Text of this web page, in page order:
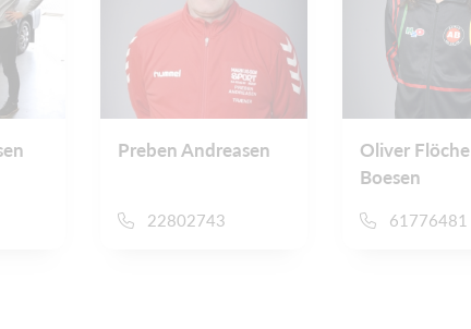
Preben Andreasen
22802743
Oliver Flöche
Boesen
61776481